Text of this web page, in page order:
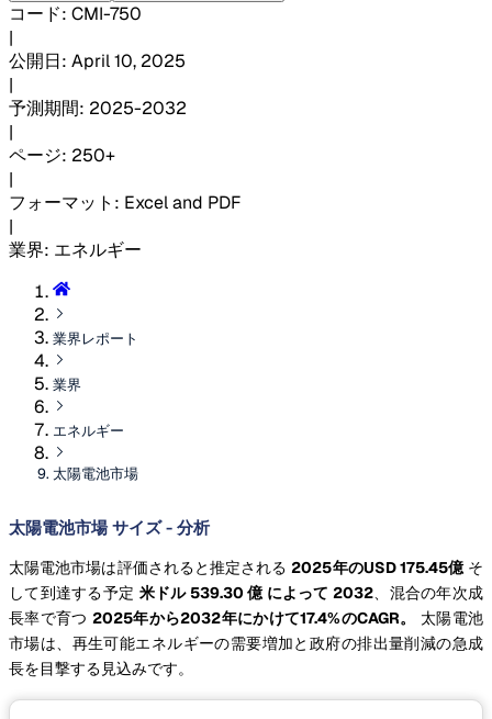
コード: CMI-750
|
公開日: April 10, 2025
|
予測期間: 2025-2032
|
ページ: 250+
|
フォーマット : Excel and PDF
|
業界: エネルギー
業界レポート
業界
エネルギー
太陽電池市場
太陽電池市場 サイズ - 分析
太陽電池市場は評価されると推定される2025年のUSD 175.45億そ
して到達する予定 米ドル 539.30 億 によって 2032、混合の年次成
長率で育つ 2025年から2032年にかけて17.4%のCAGR。
太陽電池
市場は、再生可能エネルギーの需要増加と政府の排出量削減の急成
長を目撃する見込みです。